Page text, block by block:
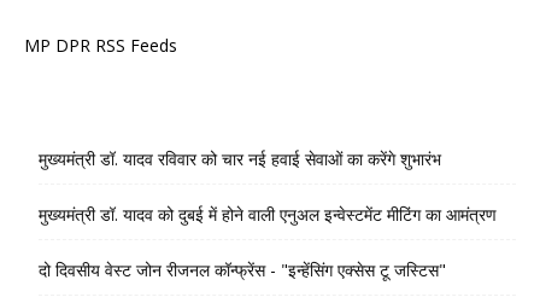
MP DPR RSS Feeds
मुख्यमंत्री डॉ. यादव रविवार को चार नई हवाई सेवाओं का करेंगे शुभारंभ
मुख्यमंत्री डॉ. यादव को दुबई में होने वाली एनुअल इन्वेस्टमेंट मीटिंग का आमंत्रण
दो दिवसीय वेस्ट जोन रीजनल कॉन्फ्रेंस - "इन्हेंसिंग एक्सेस टू जस्टिस"